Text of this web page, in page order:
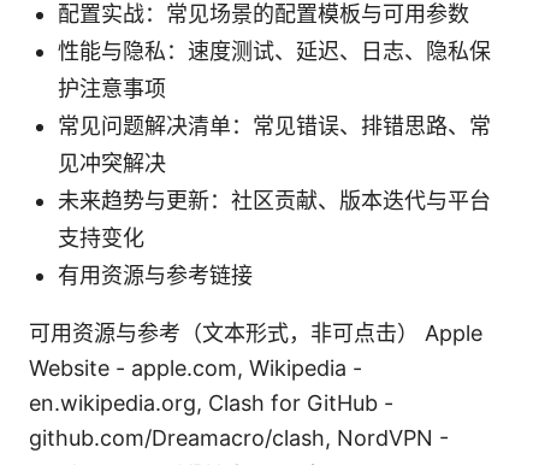
配置实战：常见场景的配置模板与可用参数
性能与隐私：速度测试、延迟、日志、隐私保
护注意事项
常见问题解决清单：常见错误、排错思路、常
见冲突解决
未来趋势与更新：社区贡献、版本迭代与平台
支持变化
有用资源与参考链接
可用资源与参考（文本形式，非可点击） Apple
Website - apple.com, Wikipedia -
en.wikipedia.org, Clash for GitHub -
github.com/Dreamacro/clash, NordVPN -